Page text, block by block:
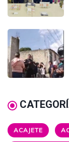
ACAJETE